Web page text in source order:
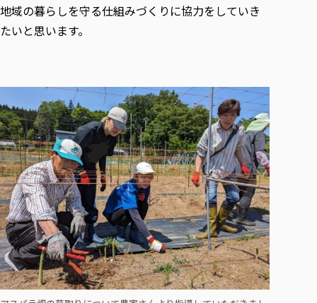
地域の暮らしを守る仕組みづくりに協力をしていき
たいと思います。